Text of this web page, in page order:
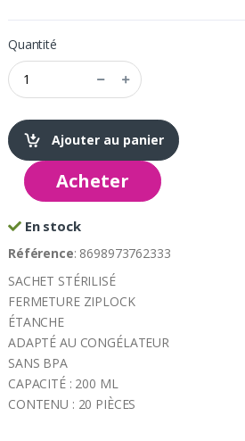
Quantité
Ajouter au panier
Acheter
En stock
Référence: 8698973762333
SACHET STÉRILISÉ
FERMETURE ZIPLOCK
ÉTANCHE
ADAPTÉ AU CONGÉLATEUR
SANS BPA
CAPACITÉ : 200 ML
CONTENU : 20 PIÈCES